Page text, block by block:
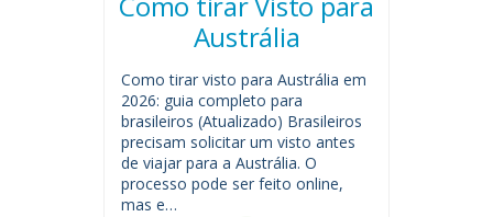
Austrália
Como tirar visto para Austrália em
2026: guia completo para
brasileiros (Atualizado) Brasileiros
precisam solicitar um visto antes
de viajar para a Austrália. O
processo pode ser feito online,
mas e…